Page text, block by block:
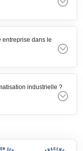
dans le
industrielle ?